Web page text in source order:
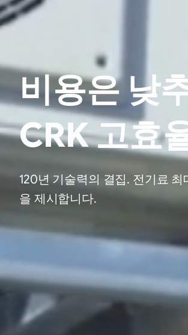
비용은 낮
CRK 고효
120년 기술력의 결집. 전기료
을 제시합니다.